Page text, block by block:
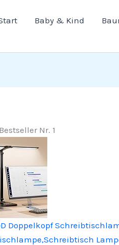
Baby & Kind
Nr. 1
Doppelkopf